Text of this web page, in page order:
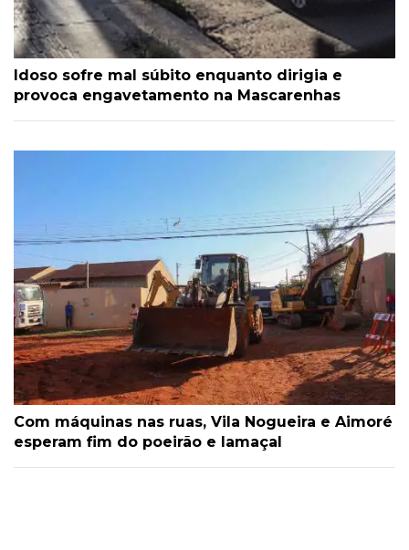
Idoso sofre mal súbito enquanto dirigia e
provoca engavetamento na Mascarenhas
Com máquinas nas ruas, Vila Nogueira e Aimoré
esperam fim do poeirão e lamaçal